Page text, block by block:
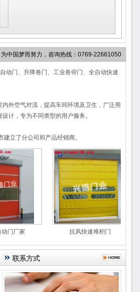
为中国梦而努力，咨询热线：0769-22661050
动门、升降卷门、工业卷帘门、全自动快速
外空气对流，提高车间环境及卫生，广泛用
计，专为不同类型的用户服务。
立了分公司和产品经销商。
动门、升降卷门、工业卷帘门、全自动快速
外空气对流，提高车间环境及卫生，广泛用
计，专为不同类型的用户服务。
建立了分公司和产品经销商。
门厂家 抗风快速堆积门
联系方式